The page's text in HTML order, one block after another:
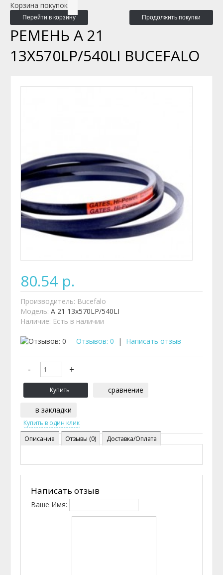
Корзина покупок
Перейти в корзину Продолжить покупки
РЕМЕНЬ A 21
13X570LP/540LI BUCEFALO
80.54 р.
Производитель: Bucefalo
Модель: A 21 13x570LP/540LI
Наличие: Есть в наличии
Отзывов: 0 | Написать отзыв
сравнение
в закладки
Описание Отзывы (0) Доставка/Оплата
Написать отзыв
Ваше Имя: